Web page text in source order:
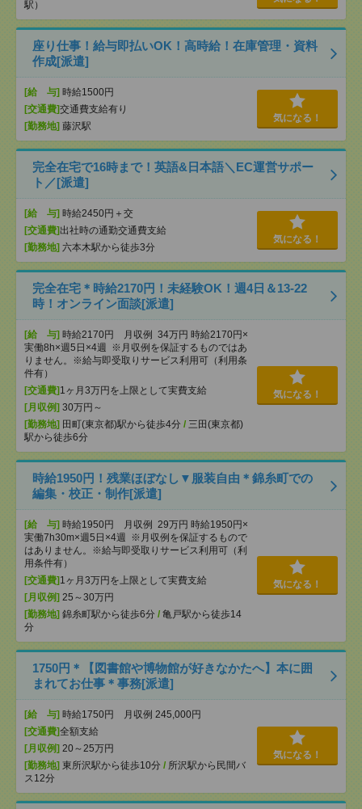
駅）
座り仕事！給与即払いOK！高時給！在庫管理・資料
作成[派遣]
[給 与] 時給1500円
[交通費]交通費支給有り
[勤務地] 藤沢駅
気になる！
完全在宅で16時まで！英語&日本語＼EC運営サポー
ト／[派遣]
[給 与] 時給2450円＋交
[交通費]出社時の通勤交通費支給
[勤務地] 六本木駅から徒歩3分
気になる！
完全在宅＊時給2170円！未経験OK！週4日＆13-22
時！オンライン面談[派遣]
[給 与] 時給2170円 月収例 34万円 時給2170円×
実働8h×週5日×4週 ※月収例を保証するものではあ
りません。※給与即受取りサービス利用可（利用条
件有）
[交通費] 1ヶ月3万円を上限として実費支給
[月収例] 30万円～
[勤務地] 田町(東京都)駅から徒歩4分 / 三田(東京都)
駅から徒歩6分
気になる！
時給1950円！残業ほぼなし▼服装自由＊錦糸町での
編集・校正・制作[派遣]
[給 与] 時給1950円 月収例 29万円 時給1950円×
実働7h30m×週5日×4週 ※月収例を保証するもので
はありません。※給与即受取りサービス利用可（利
用条件有）
[交通費] 1ヶ月3万円を上限として実費支給
[月収例] 25～30万円
[勤務地] 錦糸町駅から徒歩6分 / 亀戸駅から徒歩14
分
気になる！
1750円＊【図書館や博物館が好きなかたへ】本に囲
まれてお仕事＊事務[派遣]
[給 与] 時給1750円 月収例 245,000円
[交通費]全額支給
[月収例] 20～25万円
[勤務地] 東所沢駅から徒歩10分 / 所沢駅から民間バ
ス12分
気になる！